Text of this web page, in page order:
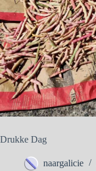
Drukke Dag
naargalicie